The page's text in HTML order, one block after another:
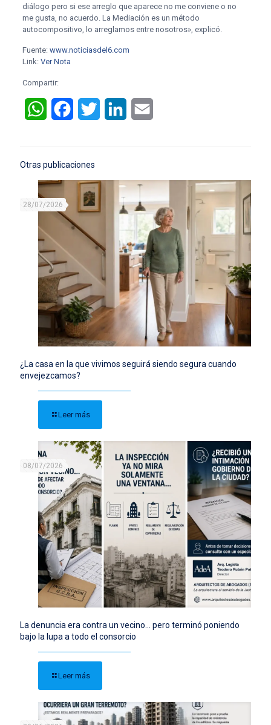
diálogo pero si ese arreglo que aparece no me conviene o no
me gusta, no acuerdo. La Mediación es un método
autocompositivo, lo arreglamos entre nosotros», explicó.
Fuente: www.noticiasdel6.com
Link: Ver Nota
Compartir:
WhatsAppFacebookTwitter LinkedIn
Otras publicaciones
28/07/2026
¿La casa en la que vivimos seguirá siendo segura cuando
envejezcamos?
Leer más
08/07/2026
La denuncia era contra un vecino… pero terminó poniendo
bajo la lupa a todo el consorcio
Leer más